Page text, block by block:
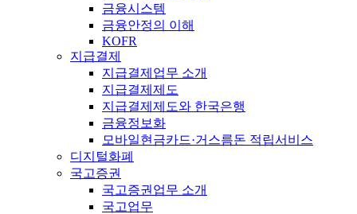
금융시스템
금융안정의 이해
KOFR
지급결제
지급결제업무 소개
지급결제제도
지급결제제도와 한국은행
금융정보화
모바일현금카드·거스름돈 적립서비스
디지털화폐
국고증권
국고증권업무 소개
국고업무